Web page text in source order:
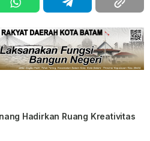
Hadirkan Ruang Kreativitas